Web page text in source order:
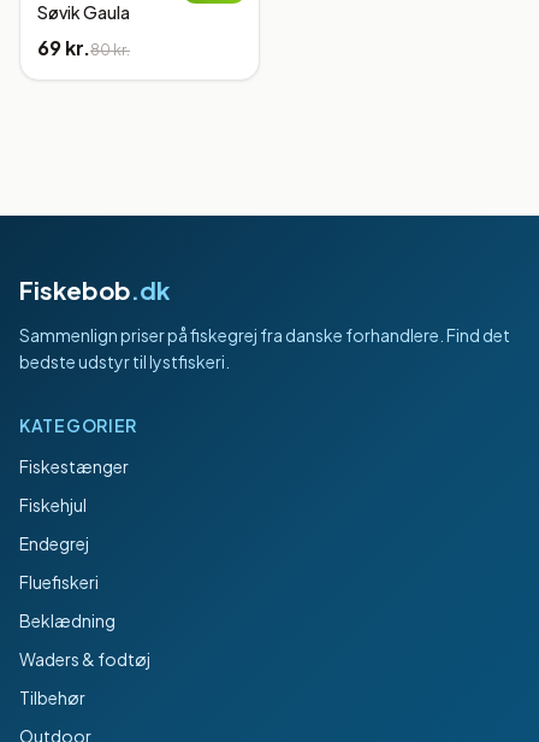
Søvik Gaula
69 kr.80 kr.
Fiskebob.dk
Sammenlign priser på fiskegrej fra danske forhandlere. Find det
bedste udstyr til lystfiskeri.
KATEGORIER
Fiskestænger
Fiskehjul
Endegrej
Fluefiskeri
Beklædning
Waders & fodtøj
Tilbehør
Outdoor